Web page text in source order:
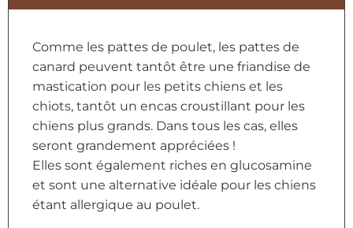
Comme les pattes de poulet, les pattes de
canard peuvent tantôt être une friandise de
mastication pour les petits chiens et les
chiots, tantôt un encas croustillant pour les
chiens plus grands. Dans tous les cas, elles
seront grandement appréciées !
Elles sont également riches en glucosamine
et sont une alternative idéale pour les chiens
étant allergique au poulet.